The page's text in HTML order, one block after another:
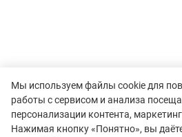
Мы используем файлы cookie для
работы с сервисом и анализа
персонализации контента,
Нажимая кнопку «Понятно», вы